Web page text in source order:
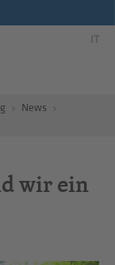
IT
News
wir ein